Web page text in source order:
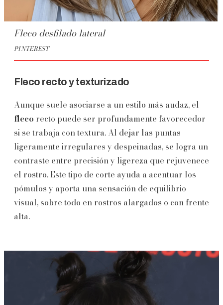
Fleco desfilado lateral
PINTEREST
Fleco recto y texturizado
Aunque suele asociarse a un estilo más audaz, el
fleco recto puede ser profundamente favorecedor
si se trabaja con textura. Al dejar las puntas
ligeramente irregulares y despeinadas, se logra un
contraste entre precisión y ligereza que rejuvenece
el rostro. Este tipo de corte ayuda a acentuar los
pómulos y aporta una sensación de equilibrio
visual, sobre todo en rostros alargados o con frente
alta.